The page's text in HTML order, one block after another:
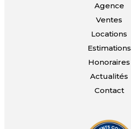
Agence
Ventes
Locations
Estimations
Honoraires
Actualités
Contact